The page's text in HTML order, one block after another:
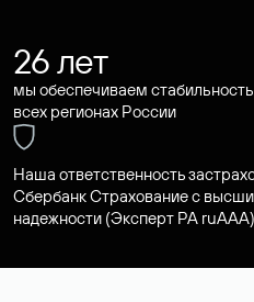
26 лет
мы обеспечиваем
всех регионах России
Наша ответственность
Сбербанк Страхование с
надежности (Эксперт РА ruAAA)